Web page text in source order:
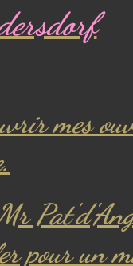
mes
pour un